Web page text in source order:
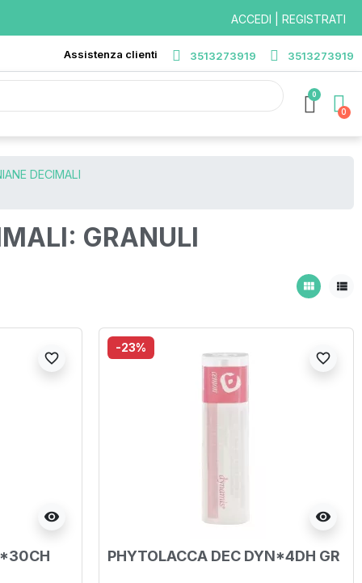
ACCEDI | REGISTRATI
Assistenza clienti 3513273919 3513273919
0
DECIMALI
GRANULI
view_module view_list
visibility
favorite_border
-23%
visibility
favorite_border
PHYTOLACCA DEC DYN*4DH GR